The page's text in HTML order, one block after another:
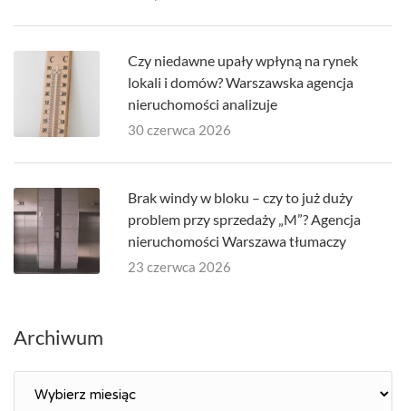
Czy niedawne upały wpłyną na rynek
lokali i domów? Warszawska agencja
nieruchomości analizuje
30 czerwca 2026
Brak windy w bloku – czy to już duży
problem przy sprzedaży „M”? Agencja
nieruchomości Warszawa tłumaczy
23 czerwca 2026
Archiwum